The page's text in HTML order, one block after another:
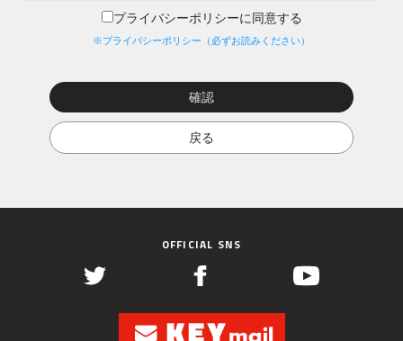
プライバシーポリシーに同意する
※プライバシーポリシー（必ずお読みください）
OFFICIAL SNS